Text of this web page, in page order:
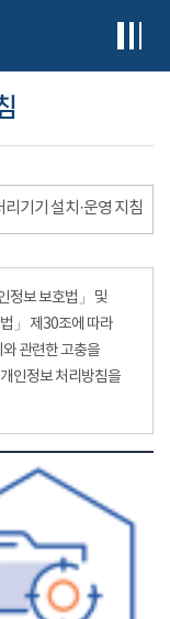
기기 설치·운영 지침
정보 보호법」 및
」 제30조에 따라
관련한 고충을
인정보 처리방침을